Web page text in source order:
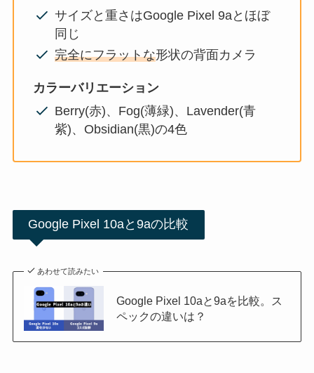
サイズと重さはGoogle Pixel 9aとほぼ
同じ
完全にフラットな形状の背面カメラ
カラーバリエーション
Berry(赤)、Fog(薄緑)、Lavender(青
紫)、Obsidian(黒)の4色
Google Pixel 10aと9aの比較
あわせて読みたい
Google Pixel 10aと9aを比較。ス
ペックの違いは？